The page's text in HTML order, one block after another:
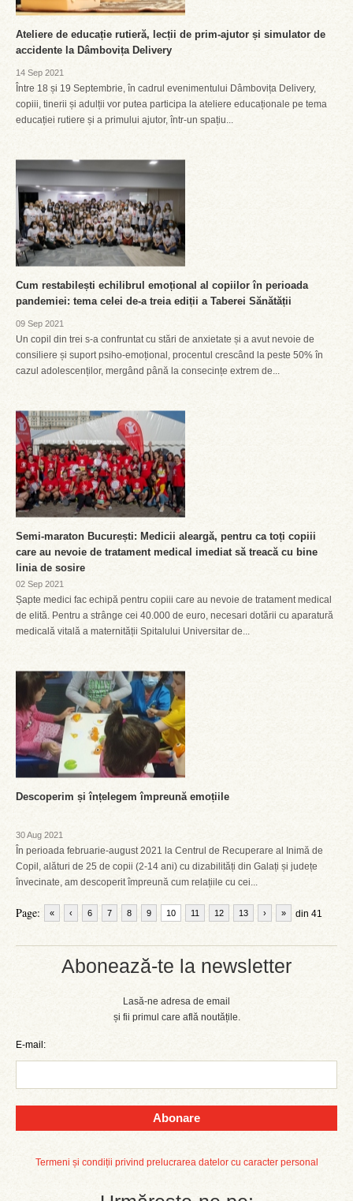
Abonează-te la newsletter
Lasă-ne adresa de email
și fii primul care află noutățile.
E-mail:
Abonare
Termeni și condiții privind prelucrarea datelor cu caracter personal
Ateliere de educație rutieră, lecții de prim-ajutor și simulator de
accidente la Dâmbovița Delivery
14 Sep 2021
Între 18 și 19 Septembrie, în cadrul evenimentului Dâmbovița Delivery,
copiii, tinerii și adulții vor putea participa la ateliere educaționale pe tema
educației rutiere și a primului ajutor, într-un spațiu...
Cum restabilești echilibrul emoțional al copiilor în perioada
pandemiei: tema celei de-a treia ediții a Taberei Sănătății
09 Sep 2021
Un copil din trei s-a confruntat cu stări de anxietate și a avut nevoie de
consiliere și suport psiho-emoțional, procentul crescând la peste 50% în
cazul adolescenților, mergând până la consecințe extrem de...
Semi-maraton București: Medicii aleargă, pentru ca toți copiii
care au nevoie de tratament medical imediat să treacă cu bine
linia de sosire
02 Sep 2021
Șapte medici fac echipă pentru copiii care au nevoie de tratament medical
de elită. Pentru a strânge cei 40.000 de euro, necesari dotării cu aparatură
medicală vitală a maternității Spitalului Universitar de...
Descoperim și înțelegem împreună emoțiile
30 Aug 2021
În perioada februarie-august 2021 la Centrul de Recuperare al Inimă de
Copil, alături de 25 de copii (2-14 ani) cu dizabilități din Galați și județe
învecinate, am descoperit împreună cum relațiile cu cei...
Page: « ‹ 6 7 8 9 10 11 12 13 din 41
› »